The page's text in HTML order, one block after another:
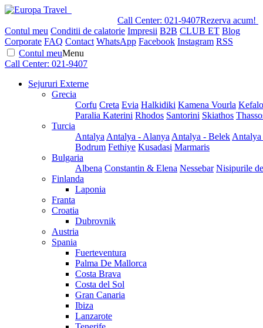
Call Center: 021-9407Rezerva acum!
Contul meu Conditii de calatorie Impresii B2B CLUB ET Blog
Corporate FAQ Contact WhatsApp Facebook Instagram RSS
Contul meuMenu
Call Center: 021-9407
Sejururi Externe
Grecia
Corfu Creta Evia Halkidiki Kamena Vourla
Paralia Katerini Rhodos Santorini Skiathos
Turcia
Antalya Antalya - Alanya Antalya - Belek
Bodrum Fethiye Kusadasi Marmaris
Bulgaria
Albena Constantin & Elena Nessebar Nisipurile
Finlanda
Laponia
Franta
Croatia
Dubrovnik
Austria
Spania
Fuerteventura
Palma De Mallorca
Costa Brava
Costa del Sol
Gran Canaria
Ibiza
Lanzarote